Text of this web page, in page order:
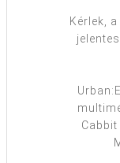
Kérlek,
Cabbit